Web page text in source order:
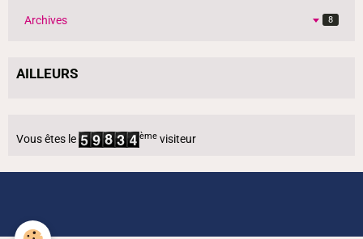
Archives 8
AILLEURS
Vous êtes le ème visiteur